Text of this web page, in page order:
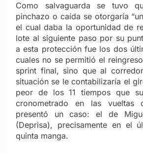
Como salvaguarda se tuvo
pinchazo o caída se otorgaría
el cual daba la oportunidad de
lote al siguiente paso por su
a esta protección fue los dos
cuales no se permitió el
sprint final, sino que al
situación se le contabilizaría el
peor de los 11 tiempos que
cronometrado en las vueltas
presentó un caso: el de
(Deprisa), precisamente en el
quinta manga.